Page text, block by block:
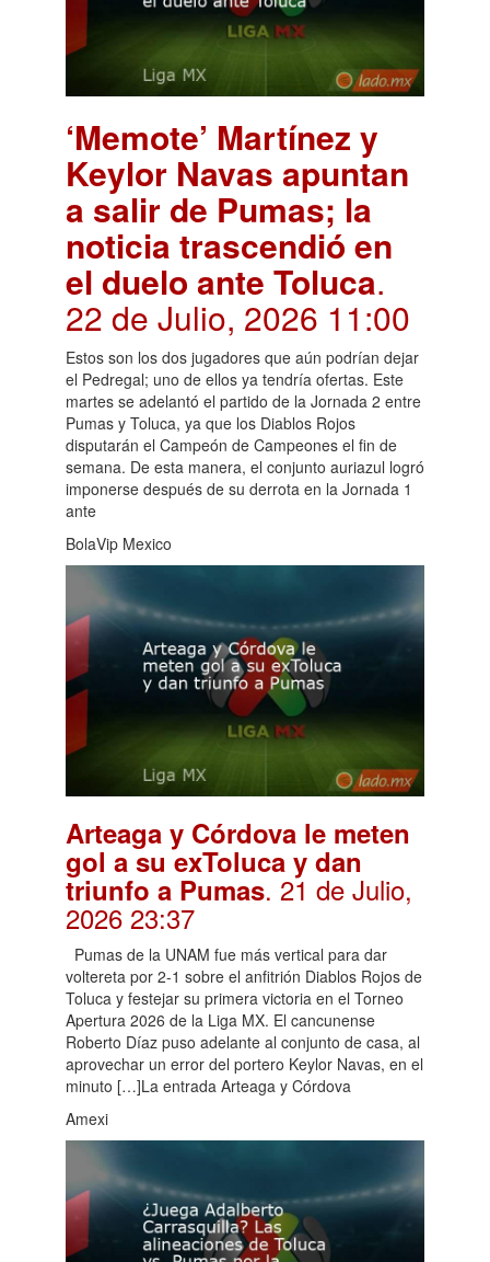
‘Memote’ Martínez y
Keylor Navas apuntan
a salir de Pumas; la
noticia trascendió en
el duelo ante Toluca.
22 de Julio, 2026 11:00
Estos son los dos jugadores que aún podrían dejar
el Pedregal; uno de ellos ya tendría ofertas. Este
martes se adelantó el partido de la Jornada 2 entre
Pumas y Toluca, ya que los Diablos Rojos
disputarán el Campeón de Campeones el fin de
semana. De esta manera, el conjunto auriazul logró
imponerse después de su derrota en la Jornada 1
ante
BolaVip Mexico
Arteaga y Córdova le meten
gol a su exToluca y dan
triunfo a Pumas. 21 de Julio,
2026 23:37
Pumas de la UNAM fue más vertical para dar
voltereta por 2-1 sobre el anfitrión Diablos Rojos de
Toluca y festejar su primera victoria en el Torneo
Apertura 2026 de la Liga MX. El cancunense
Roberto Díaz puso adelante al conjunto de casa, al
aprovechar un error del portero Keylor Navas, en el
minuto […]La entrada Arteaga y Córdova
Amexi